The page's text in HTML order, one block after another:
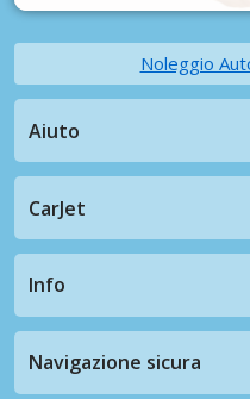
Noleggio
Aiuto
CarJet
Info
Navigazione sicura